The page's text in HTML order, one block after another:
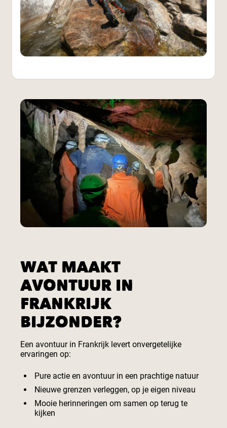
WAT MAAKT
AVONTUUR IN
FRANKRIJK
BIJZONDER?
Een avontuur in Frankrijk levert onvergetelijke
ervaringen op:
Pure actie en avontuur in een prachtige natuur
Nieuwe grenzen verleggen, op je eigen niveau
Mooie herinneringen om samen op terug te
kijken